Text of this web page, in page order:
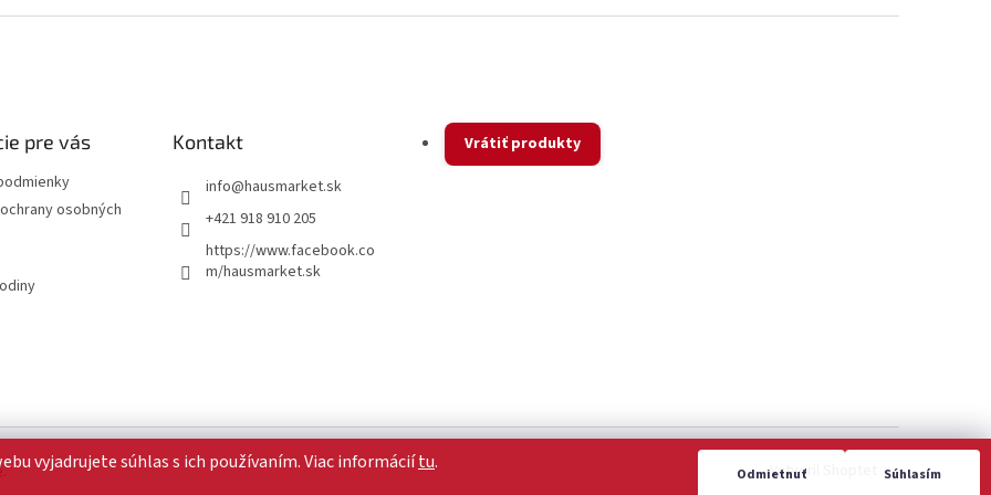
vyjadrujete súhlas s ich používaním. Viac informáciítu.
Odmietnuť Súhlasím
v
pre vás
osobných
Kontakt
info@hausmarket.sk
+421 918 910 205
https://www.facebook.co
m/hausmarket.sk
Vrátiť produkty
Vytvoril Shoptet